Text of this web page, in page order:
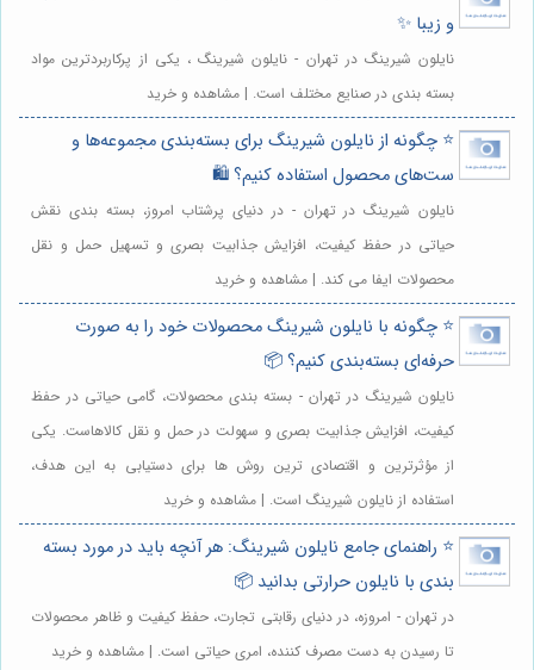
و زیبا ✨
نایلون شیرینگ در تهران - نایلون شیرینگ ، یکی از پرکاربردترین مواد
بسته بندی در صنایع مختلف است. | مشاهده و خرید
⭐️ چگونه از نایلون شیرینگ برای بسته‌بندی مجموعه‌ها و
ست‌های محصول استفاده کنیم؟ 🛍️
نایلون شیرینگ در تهران - در دنیای پرشتاب امروز، بسته بندی نقش
حیاتی در حفظ کیفیت، افزایش جذابیت بصری و تسهیل حمل و نقل
محصولات ایفا می کند. | مشاهده و خرید
⭐️ چگونه با نایلون شیرینگ محصولات خود را به صورت
حرفه‌ای بسته‌بندی کنیم؟ 📦
نایلون شیرینگ در تهران - بسته بندی محصولات، گامی حیاتی در حفظ
کیفیت، افزایش جذابیت بصری و سهولت در حمل و نقل کالاهاست. یکی
از مؤثرترین و اقتصادی ترین روش ها برای دستیابی به این هدف،
استفاده از نایلون شیرینگ است. | مشاهده و خرید
⭐️ راهنمای جامع نایلون شیرینگ: هر آنچه باید در مورد بسته
بندی با نایلون حرارتی بدانید 📦
در تهران - امروزه، در دنیای رقابتی تجارت، حفظ کیفیت و ظاهر محصولات
تا رسیدن به دست مصرف کننده، امری حیاتی است. | مشاهده و خرید